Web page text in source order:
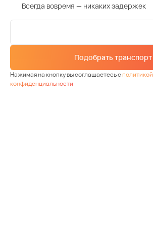
Всегда вовремя — никаких задержек
Подобрать транспорт
Нажимая на кнопку вы соглашаетесь сполитикой
конфиденциальности